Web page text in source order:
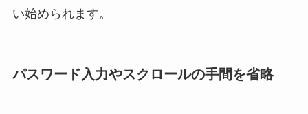
い始められます。
パスワード入力やスクロールの手間を省略